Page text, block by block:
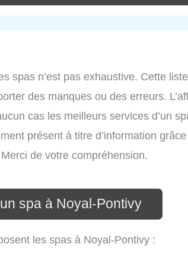
spas n’est pas exhaustive. Cette
des manques ou des erreurs.
cas les meilleurs services d’un
présent à titre d’information grâce
de votre compréhension.
spa à Noyal-Pontivy
les spas à Noyal-Pontivy :